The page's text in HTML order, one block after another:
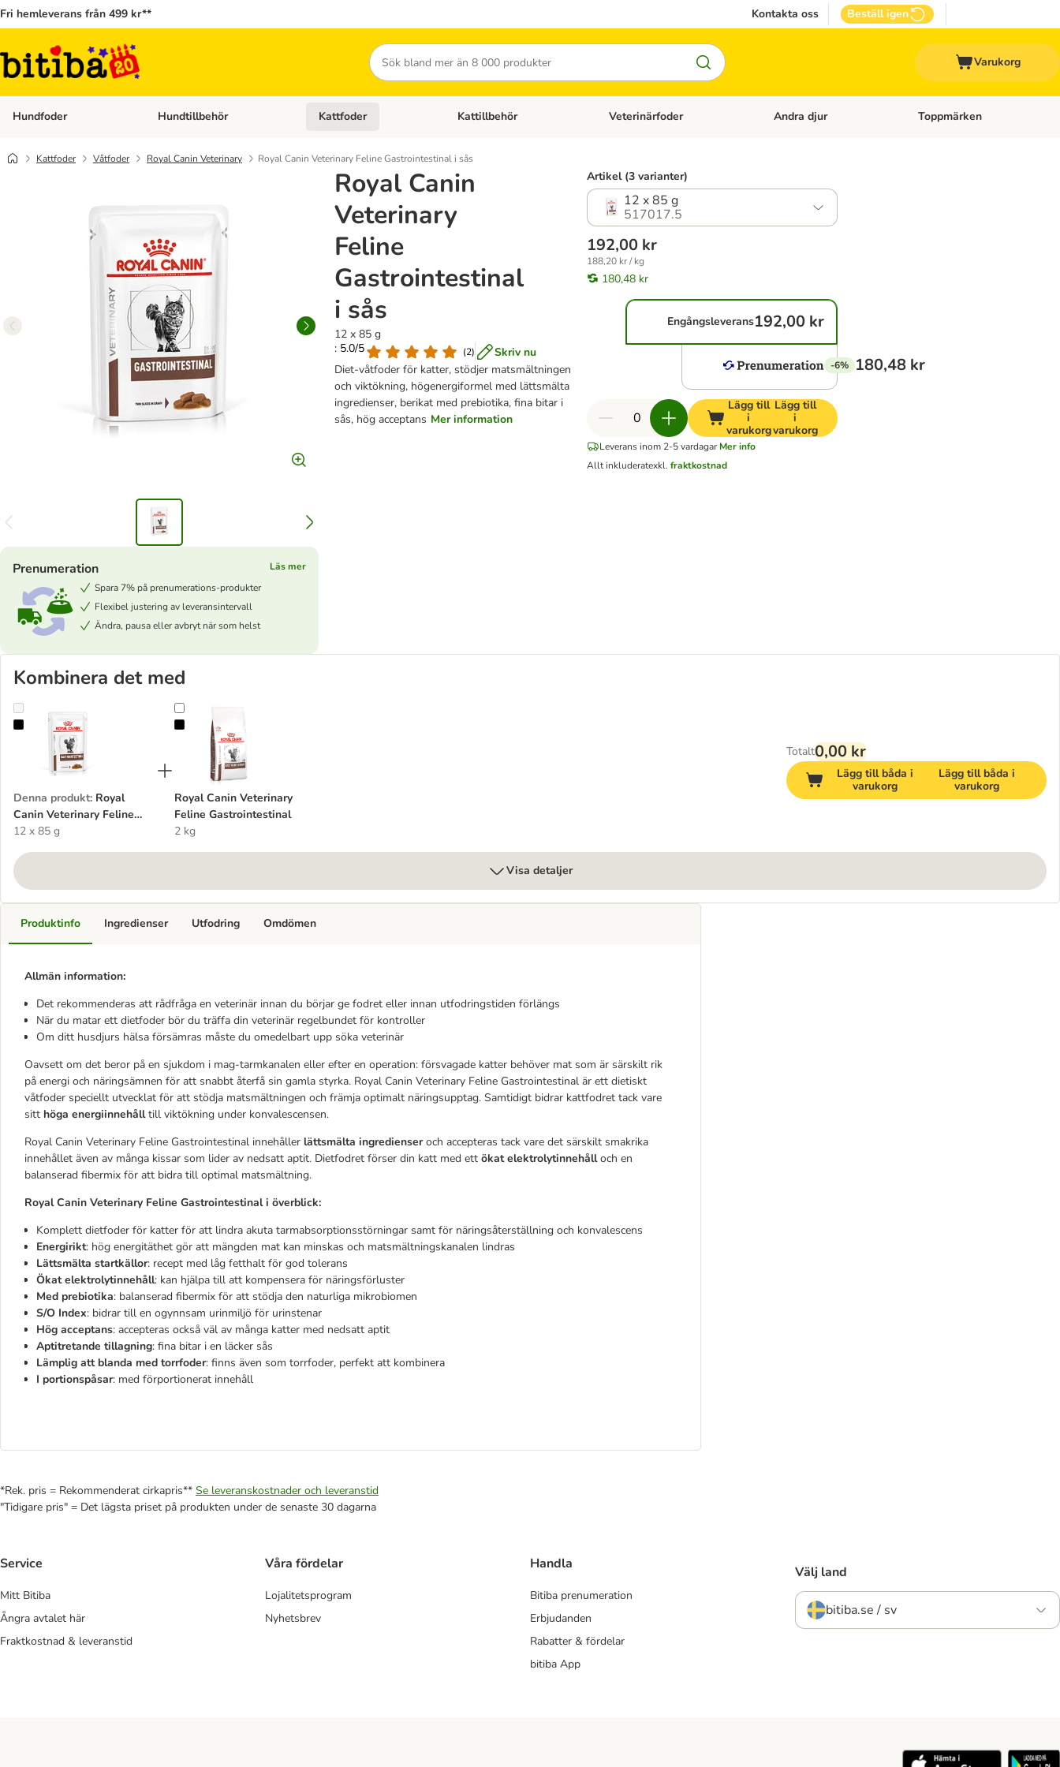
Fri hemleverans från 499 kr** Kontakta oss Beställ igen
Sök
Varukorg
Hundfoder Open category menu: Hundfoder
Hundtillbehör Open category menu: Hundtillbehör
Kattfoder Open category menu: Kattfoder
Kattillbehör Open category menu: Kattillbehör
Veterinärfoder Open category menu: Veterinärfoder
Andra djur Open category menu: Andra
Toppmärken
Kattfoder Våtfoder Royal Canin Veterinary Royal Canin Veterinary Feline Gastrointestinal i sås
Royal Canin
Veterinary
Feline
Gastrointestinal
i sås
12 x 85 g
: 5.0/5
(2)
Skriv nu
Diet-våtfoder för katter, stödjer matsmältningen
och viktökning, högenergiformel med lättsmälta
ingredienser, berikat med prebiotika, fina bitar i
sås, hög acceptans Mer information
Prenumeration
Läs mer
Spara 7% på prenumerations-produkter
Flexibel justering av leveransintervall
Ändra, pausa eller avbryt när som helst
Artikel (3 varianter)
12 x 85 g
517017.5
192,00 kr
188,20 kr / kg
180,48 kr
Engångsleverans192,00 kr
-6% 180,48 kr
Lägg till
i
varukorg
Lägg till
i
varukorg
Leverans inom 2-5 vardagar Mer info
Allt inkluderatexkl. fraktkostnad
Kombinera det med
Royal Canin Veterinary Feline Gastrointestinal i sås
Denna produkt: Royal
Canin Veterinary Feline
Gastrointestinal i sås
12 x 85 g
Royal Canin Veterinary Feline Gastrointestinal
Royal Canin Veterinary
Feline Gastrointestinal
2 kg
Totalt0,00 kr
Lägg till båda i
varukorg
Lägg till båda i
varukorg
Visa detaljer
Produktinfo
Allmän information:
Det rekommenderas att rådfråga en veterinär innan du börjar ge fodret eller innan utfodringstiden förlängs
När du matar ett dietfoder bör du träffa din veterinär regelbundet för kontroller
Om ditt husdjurs hälsa försämras måste du omedelbart upp söka veterinär
Oavsett om det beror på en sjukdom i mag-tarmkanalen eller efter en operation: försvagade katter behöver mat som är särskilt rik
på energi och näringsämnen för att snabbt återfå sin gamla styrka. Royal Canin Veterinary Feline Gastrointestinal är ett dietiskt
våtfoder speciellt utvecklat för att stödja matsmältningen och främja optimalt näringsupptag. Samtidigt bidrar kattfodret tack vare
sitt höga energiinnehålltill viktökning under konvalescensen.
Royal Canin Veterinary Feline Gastrointestinal innehåller lättsmälta ingredienseroch accepteras tack vare det särskilt smakrika
innehållet även av många kissar som lider av nedsatt aptit. Dietfodret förser din katt med ett ökat elektrolytinnehålloch en
balanserad fibermix för att bidra till optimal matsmältning.
Royal Canin Veterinary Feline Gastrointestinal i överblick:
Komplett dietfoder för katter för att lindra akuta tarmabsorptionsstörningar samt för näringsåterställning och konvalescens
Energirikt: hög energitäthet gör att mängden mat kan minskas och matsmältningskanalen lindras
Lättsmälta startkällor: recept med låg fetthalt för god tolerans
Ökat elektrolytinnehåll: kan hjälpa till att kompensera för näringsförluster
Med prebiotika: balanserad fibermix för att stödja den naturliga mikrobiomen
S/O Index: bidrar till en ogynnsam urinmiljö för urinstenar
Hög acceptans: accepteras också väl av många katter med nedsatt aptit
Aptitretande tillagning: fina bitar i en läcker sås
Lämplig att blanda med torrfoder: finns även som torrfoder, perfekt att kombinera
I portionspåsar: med förportionerat innehåll
Ingredienser Utfodring Omdömen
*Rek. pris = Rekommenderat cirkapris** Se leveranskostnader och leveranstid
"Tidigare pris" = Det lägsta priset på produkten under de senaste 30 dagarna
Service
Mitt Bitiba
Ångra avtalet här
Fraktkostnad & leveranstid
Våra fördelar
Lojalitetsprogram
Nyhetsbrev
Handla
Bitiba prenumeration
Erbjudanden
Rabatter & fördelar
bitiba App
Välj land
bitiba.se / sv